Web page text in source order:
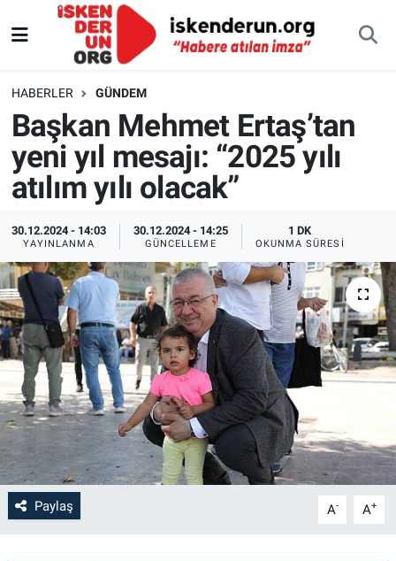
HABERLER GÜNDEM
Başkan Mehmet Ertaş’tan
yeni yıl mesajı: “2025 yılı
atılım yılı olacak”
30.12.2024 - 14:03
YAYINLANMA
30.12.2024 - 14:25
GÜNCELLEME
1 DK
OKUNMA SÜRESI
Paylaş A- A+